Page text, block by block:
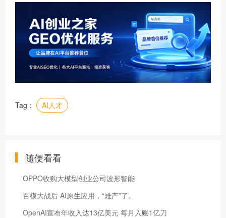
Tag： AI人才
随便看看
OPPO收购大模型创业公司波形智能
百模大战后 AI原生应用，“难产”了。
OpenAI宣布年收入达13亿美元 每月入账1亿刀